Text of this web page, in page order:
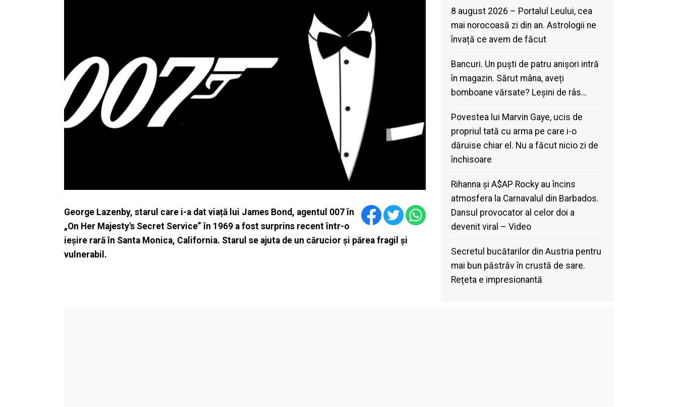
George Lazenby, starul care i-a dat viață lui James Bond, agentul 007 în
„On Her Majesty's Secret Service” în 1969 a fost surprins recent într-o
ieșire rară în Santa Monica, California. Starul se ajuta de un cărucior și părea fragil și
vulnerabil.
8 august 2026 – Portalul Leului, cea
mai norocoasă zi din an. Astrologii ne
învață ce avem de făcut
Bancuri. Un puști de patru anișori intră
în magazin. Sărut mâna, aveți
bomboane vărsate? Leșini de râs…
Povestea lui Marvin Gaye, ucis de
propriul tată cu arma pe care i-o
dăruise chiar el. Nu a făcut nicio zi de
închisoare
Rihanna și A$AP Rocky au încins
atmosfera la Carnavalul din Barbados.
Dansul provocator al celor doi a
devenit viral – Video
Secretul bucătarilor din Austria pentru
mai bun păstrăv în crustă de sare.
Rețeta e impresionantă